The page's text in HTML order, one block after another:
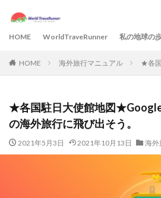
HOME WorldTraveRunner 私の地球の
HOME 海外旅行マニュアル ★各
★各国駐日大使館地図
の海外旅行に飛び出そう。
2021年5月3日 2021年10月13日 海外